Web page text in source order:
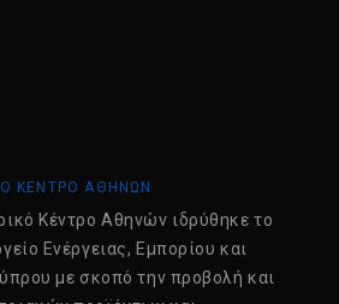
ΚΕΝΤΡΟ ΑΘΗΝΩΝ
Κέντρο Αθηνών ιδρύθηκε το
Ενέργειας, Εμπορίου και
με σκοπό την προβολή και